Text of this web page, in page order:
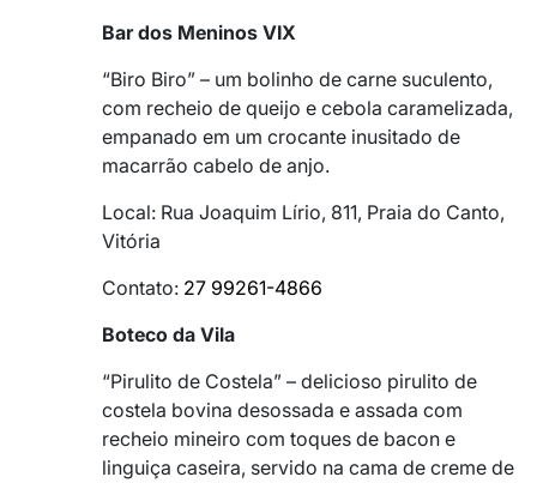
Bar dos Meninos VIX
“Biro Biro” – um bolinho de carne suculento,
com recheio de queijo e cebola caramelizada,
empanado em um crocante inusitado de
macarrão cabelo de anjo.
Local: Rua Joaquim Lírio, 811, Praia do Canto,
Vitória
Contato: 27 99261-4866
Boteco da Vila
“Pirulito de Costela” – delicioso pirulito de
costela bovina desossada e assada com
recheio mineiro com toques de bacon e
linguiça caseira, servido na cama de creme de